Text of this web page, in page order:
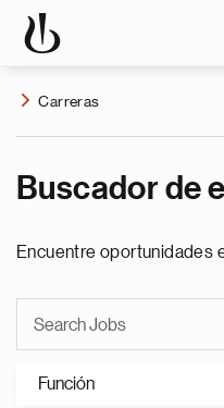
Carreras
Buscador de
Encuentre oportunidades
Función